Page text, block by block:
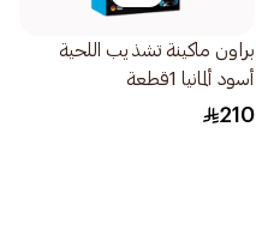
براون ماكينة تشذيب اللحية
أسود ألمانيا 1قطعة
210